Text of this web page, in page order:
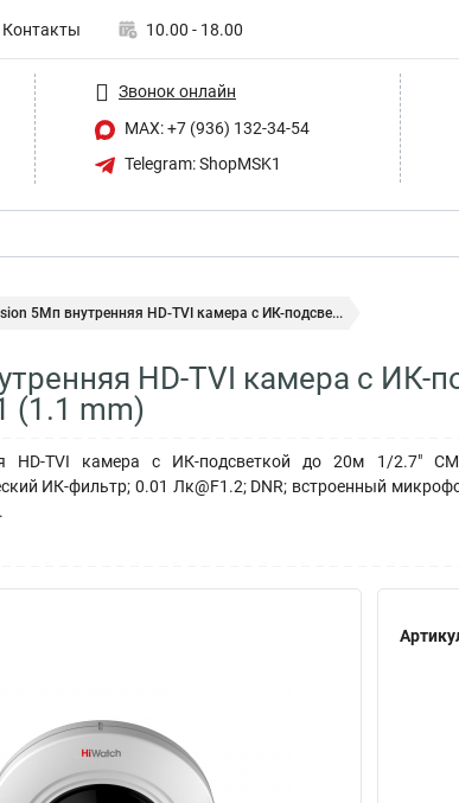
Контакты 10.00 - 18.00
Звонок онлайн
MAX: +7 (936) 132-34-54
Telegram: ShopMSK1
5Мп внутренняя HD-TVI камера с ИК-подсве...
HD-TVI камера с ИК-
(1.1 mm)
HD-TVI камера с ИК-подсветкой до 20м 1/2.7"
ИК-фильтр; 0.01 Лк@F1.2; DNR; встроенный